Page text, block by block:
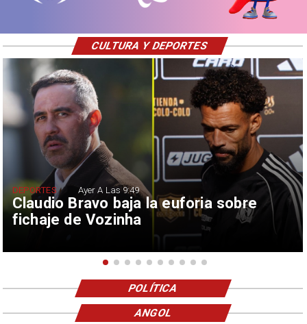
Claudio Bravo baja la euforia sobre
fichaje de Vozinha
DEPORTES Ayer A Las 9:49
CULTURA Y DEPORTES
POLÍTICA
ANGOL